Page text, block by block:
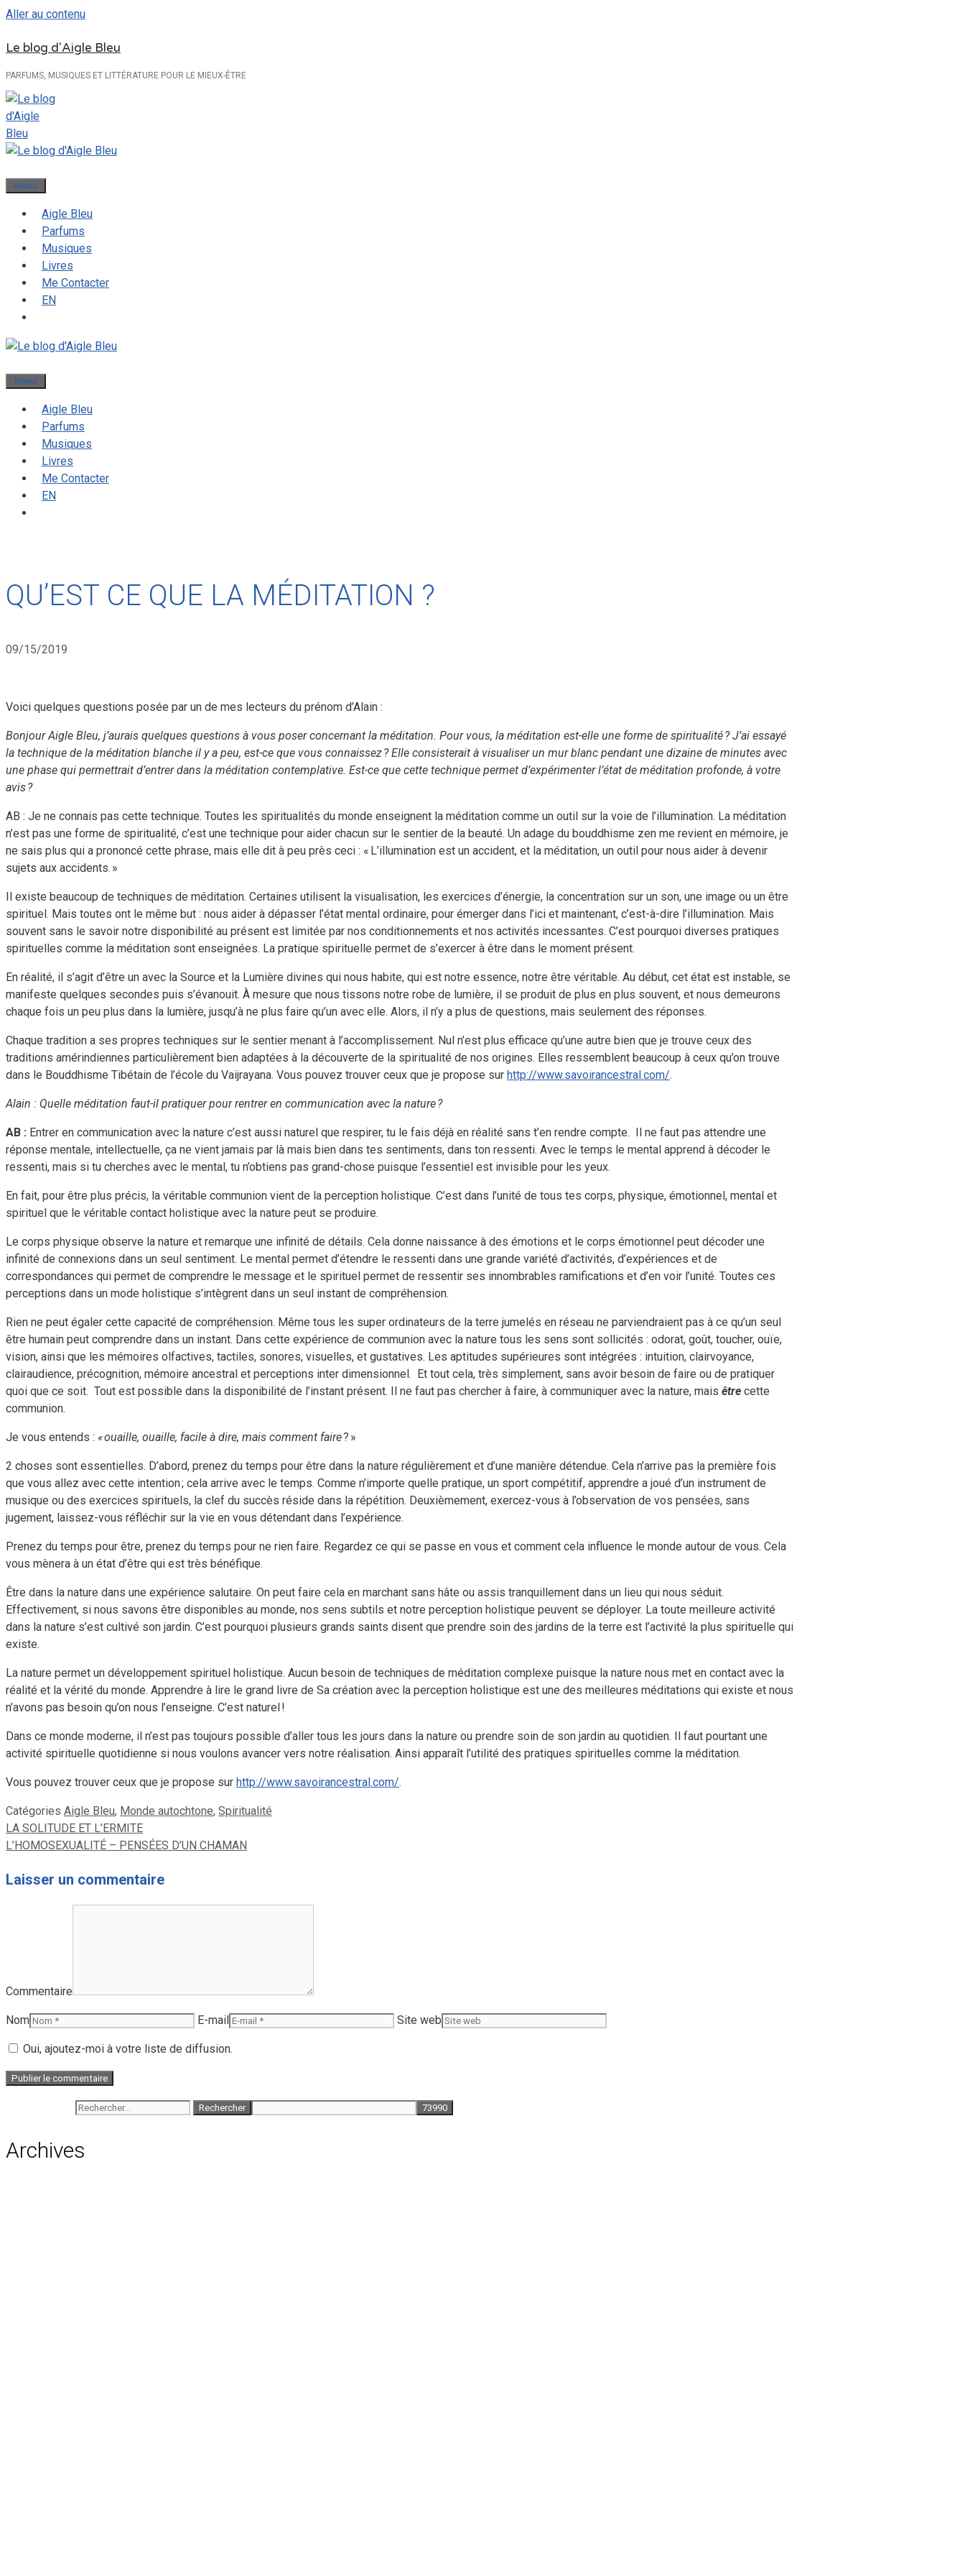
Aller au contenu
Le blog d'Aigle Bleu
PARFUMS, MUSIQUES ET LITTÉRATURE POUR LE MIEUX-ÊTRE
Menu
Aigle Bleu
Parfums
Musiques
Livres
Me Contacter
EN
Menu
Aigle Bleu
Parfums
Musiques
Livres
Me Contacter
EN
QU’EST CE QUE LA MÉDITATION ?
09/15/2019
Voici quelques questions posée par un de mes lecteurs du prénom d’Alain :
Bonjour Aigle Bleu, j’aurais quelques questions à vous poser concernant la méditation. Pour vous, la méditation est-elle une forme de spiritualité ? J’ai essayé
la technique de la méditation blanche il y a peu, est-ce que vous connaissez ? Elle consisterait à visualiser un mur blanc pendant une dizaine de minutes avec
une phase qui permettrait d’entrer dans la méditation contemplative. Est-ce que cette technique permet d’expérimenter l’état de méditation profonde, à votre
avis ?
AB : Je ne connais pas cette technique. Toutes les spiritualités du monde enseignent la méditation comme un outil sur la voie de l’illumination. La méditation
n’est pas une forme de spiritualité, c’est une technique pour aider chacun sur le sentier de la beauté. Un adage du bouddhisme zen me revient en mémoire, je
ne sais plus qui a prononcé cette phrase, mais elle dit à peu près ceci : « L’illumination est un accident, et la méditation, un outil pour nous aider à devenir
sujets aux accidents. »
Il existe beaucoup de techniques de méditation. Certaines utilisent la visualisation, les exercices d’énergie, la concentration sur un son, une image ou un être
spirituel. Mais toutes ont le même but : nous aider à dépasser l’état mental ordinaire, pour émerger dans l’ici et maintenant, c’est-à-dire l’illumination. Mais
souvent sans le savoir notre disponibilité au présent est limitée par nos conditionnements et nos activités incessantes. C’est pourquoi diverses pratiques
spirituelles comme la méditation sont enseignées. La pratique spirituelle permet de s’exercer à être dans le moment présent.
En réalité, il s’agit d’être un avec la Source et la Lumière divines qui nous habite, qui est notre essence, notre être véritable. Au début, cet état est instable, se
manifeste quelques secondes puis s’évanouit. À mesure que nous tissons notre robe de lumière, il se produit de plus en plus souvent, et nous demeurons
chaque fois un peu plus dans la lumière, jusqu’à ne plus faire qu’un avec elle. Alors, il n’y a plus de questions, mais seulement des réponses.
Chaque tradition a ses propres techniques sur le sentier menant à l’accomplissement. Nul n’est plus efficace qu’une autre bien que je trouve ceux des
traditions amérindiennes particulièrement bien adaptées à la découverte de la spiritualité de nos origines. Elles ressemblent beaucoup à ceux qu’on trouve
dans le Bouddhisme Tibétain de l’école du Vaijrayana. Vous pouvez trouver ceux que je propose sur http://www.savoirancestral.com/.
Alain : Quelle méditation faut-il pratiquer pour rentrer en communication avec la nature ?
AB : Entrer en communication avec la nature c’est aussi naturel que respirer, tu le fais déjà en réalité sans t’en rendre compte. Il ne faut pas attendre une
réponse mentale, intellectuelle, ça ne vient jamais par là mais bien dans tes sentiments, dans ton ressenti. Avec le temps le mental apprend à décoder le
ressenti, mais si tu cherches avec le mental, tu n’obtiens pas grand-chose puisque l’essentiel est invisible pour les yeux.
En fait, pour être plus précis, la véritable communion vient de la perception holistique. C’est dans l’unité de tous tes corps, physique, émotionnel, mental et
spirituel que le véritable contact holistique avec la nature peut se produire.
Le corps physique observe la nature et remarque une infinité de détails. Cela donne naissance à des émotions et le corps émotionnel peut décoder une
infinité de connexions dans un seul sentiment. Le mental permet d’étendre le ressenti dans une grande variété d’activités, d’expériences et de
correspondances qui permet de comprendre le message et le spirituel permet de ressentir ses innombrables ramifications et d’en voir l’unité. Toutes ces
perceptions dans un mode holistique s’intègrent dans un seul instant de compréhension.
Rien ne peut égaler cette capacité de compréhension. Même tous les super ordinateurs de la terre jumelés en réseau ne parviendraient pas à ce qu’un seul
être humain peut comprendre dans un instant. Dans cette expérience de communion avec la nature tous les sens sont sollicités : odorat, goût, toucher, ouïe,
vision, ainsi que les mémoires olfactives, tactiles, sonores, visuelles, et gustatives. Les aptitudes supérieures sont intégrées : intuition, clairvoyance,
clairaudience, précognition, mémoire ancestral et perceptions inter dimensionnel. Et tout cela, très simplement, sans avoir besoin de faire ou de pratiquer
quoi que ce soit. Tout est possible dans la disponibilité de l’instant présent. Il ne faut pas chercher à faire, à communiquer avec la nature, mais être cette
communion.
Je vous entends : « ouaille, ouaille, facile à dire, mais comment faire? »
2 choses sont essentielles. D’abord, prenez du temps pour être dans la nature régulièrement et d’une manière détendue. Cela n’arrive pas la première fois
que vous allez avec cette intention ; cela arrive avec le temps. Comme n’importe quelle pratique, un sport compétitif, apprendre a joué d’un instrument de
musique ou des exercices spirituels, la clef du succès réside dans la répétition. Deuxièmement, exercez-vous à l’observation de vos pensées, sans
jugement, laissez-vous réfléchir sur la vie en vous détendant dans l’expérience.
Prenez du temps pour être, prenez du temps pour ne rien faire. Regardez ce qui se passe en vous et comment cela influence le monde autour de vous. Cela
vous mènera à un état d’être qui est très bénéfique.
Être dans la nature dans une expérience salutaire. On peut faire cela en marchant sans hâte ou assis tranquillement dans un lieu qui nous séduit.
Effectivement, si nous savons être disponibles au monde, nos sens subtils et notre perception holistique peuvent se déployer. La toute meilleure activité
dans la nature s’est cultivé son jardin. C’est pourquoi plusieurs grands saints disent que prendre soin des jardins de la terre est l’activité la plus spirituelle qui
existe.
La nature permet un développement spirituel holistique. Aucun besoin de techniques de méditation complexe puisque la nature nous met en contact avec la
réalité et la vérité du monde. Apprendre à lire le grand livre de Sa création avec la perception holistique est une des meilleures méditations qui existe et nous
n’avons pas besoin qu’on nous l’enseigne. C’est naturel !
Dans ce monde moderne, il n’est pas toujours possible d’aller tous les jours dans la nature ou prendre soin de son jardin au quotidien. Il faut pourtant une
activité spirituelle quotidienne si nous voulons avancer vers notre réalisation. Ainsi apparaît l’utilité des pratiques spirituelles comme la méditation.
Vous pouvez trouver ceux que je propose sur http://www.savoirancestral.com/.
Catégories Aigle Bleu, Monde autochtone, Spiritualité
LA SOLITUDE ET L’ERMITE
L’HOMOSEXUALITÉ – PENSÉES D’UN CHAMAN
Laisser un commentaire
Commentaire
Nom E-mail Site web
Oui, ajoutez-moi à votre liste de diffusion.
Archives